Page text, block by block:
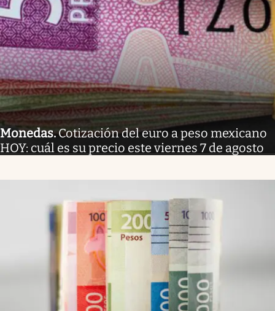
Monedas.Cotización del euro a peso mexicano
HOY: cuál es su precio este viernes 7 de agosto